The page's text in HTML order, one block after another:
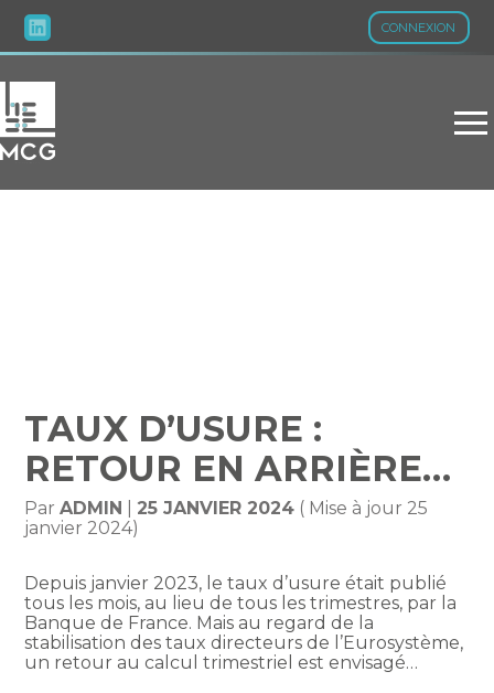
CONNEXION
Aller
au
TAUX D’USURE :
RETOUR EN ARRIÈRE…
ParADMIN 25 JANVIER 2024 ( Mise à jour 25
janvier 2024)
Depuis janvier 2023, le taux d’usure était publié
tous les mois, au lieu de tous les trimestres, par la
Banque de France. Mais au regard de la
stabilisation des taux directeurs de l’Eurosystème,
un retour au calcul trimestriel est envisagé…